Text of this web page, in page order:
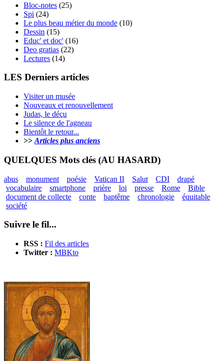
Bloc-notes (25)
Spi (24)
Le plus beau métier du monde (10)
Dessin (15)
Educ' et doc' (16)
Deo gratias (22)
Lectures (14)
LES Derniers articles
Visiter un musée
Nouveaux et renouvellement
Judas, le déçu
Le silence de l'agneau
Bientôt le retour...
>> Articles plus anciens
QUELQUES Mots clés (AU HASARD)
abus monument poésie Vatican II Salut CDI
drapé
vocabulaire
smartphone prière loi presse Rome
Bible
document de collecte
conte baptême chronologie
équitable
société
Suivre le fil...
RSS : Fil des articles
Twitter : MBKto